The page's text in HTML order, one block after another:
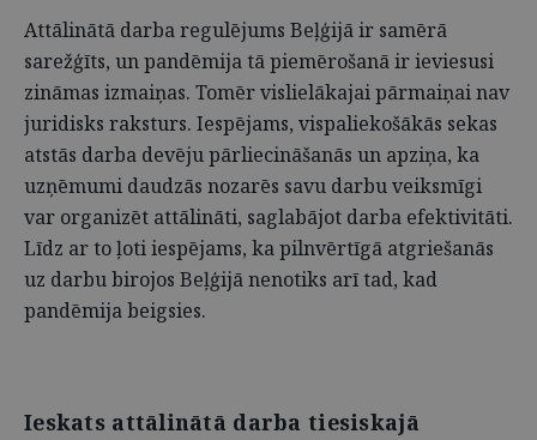
Attālinātā darba regulējums Beļģijā ir samērā
sarežģīts, un pandēmija tā piemērošanā ir ieviesusi
zināmas izmaiņas. Tomēr vislielākajai pārmaiņai nav
juridisks raksturs. Iespējams, vispaliekošākās sekas
atstās darba devēju pārliecināšanās un apziņa, ka
uzņēmumi daudzās nozarēs savu darbu veiksmīgi
var organizēt attālināti, saglabājot darba efektivitāti.
Līdz ar to ļoti iespējams, ka pilnvērtīgā atgriešanās
uz darbu birojos Beļģijā nenotiks arī tad, kad
pandēmija beigsies.
Ieskats attālinātā darba tiesiskajā